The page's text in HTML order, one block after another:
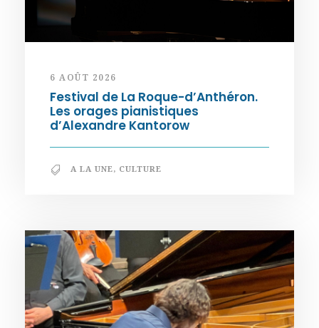
6 AOÛT 2026
Festival de La Roque-d’Anthéron.
Les orages pianistiques
d’Alexandre Kantorow
A LA UNE, CULTURE